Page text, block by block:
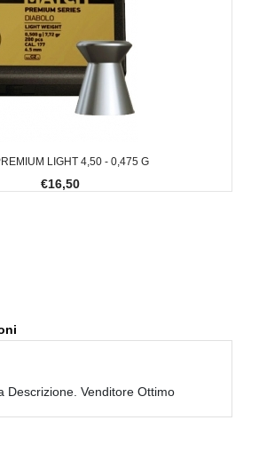
LIGHT 4,50 - 0,475 G
€16,50
Descrizione. Venditore Ottimo